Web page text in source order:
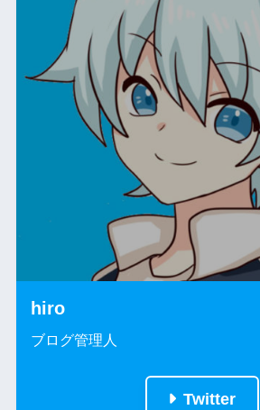
hiro
ブログ管理人
Twitter